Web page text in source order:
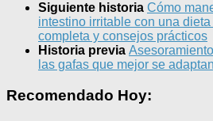
Siguiente historia Cómo
intestino irritable con una
completa y consejos prácticos
Historia previa
las gafas que mejor se adaptan
Recomendado Hoy: